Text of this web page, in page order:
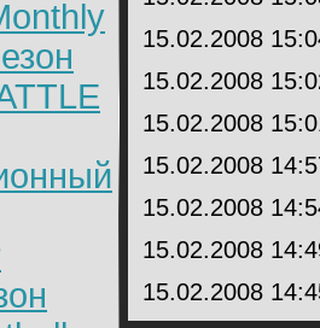
15.02.2008
15.02.2008
15.02.2008
15.02.2008
15.02.2008
15.02.2008
15.02.2008